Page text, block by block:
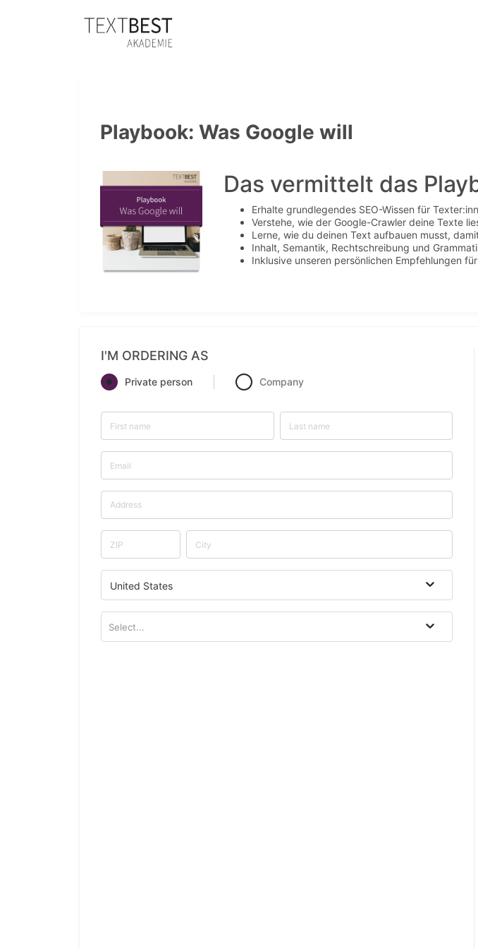
Playbook: Was Google will
Das vermittelt das
Erhalte grundlegendes SEO-Wissen für
Verstehe, wie der Google-Crawler deine Texte
Lerne, wie du deinen Text aufbauen musst,
Inhalt, Semantik, Rechtschreibung und
Inklusive unseren persönlichen Empfehlungen
I'M ORDERING AS
Private person Company
United States
Select...